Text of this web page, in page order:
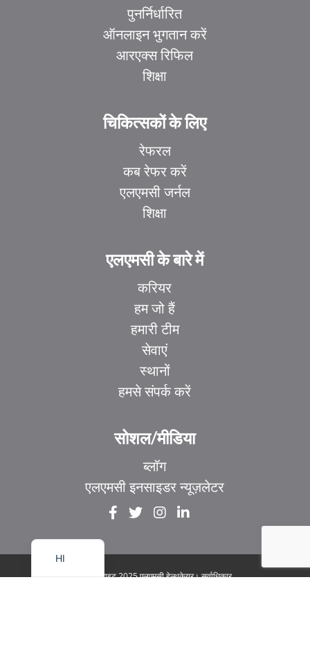
पुनर्निर्धारित
ऑनलाइन भुगतान करें
आरएक्स रिफिल
शिक्षा
चिकित्सकों के लिए
रेफरल
कब रेफर करें
एलएमसी जर्नल
शिक्षा
एलएमसी के बारे में
करियर
हम जो हैं
हमारी टीम
सेवाएं
स्थानों
हमसे संपर्क करें
सोशल/मीडिया
ब्लॉग
एलएमसी इनसाइडर न्यूज़लेटर
© कॉपीराइट 2025 एलएमसी हेल्थकेयर। सर्वाधिकार
HI